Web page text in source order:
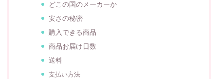
どこの国のメーカーか
安さの秘密
購入できる商品
商品お届け日数
送料
支払い方法